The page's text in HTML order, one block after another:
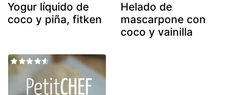
Yogur líquido de
coco y piña, fitken
Helado de
mascarpone con
coco y vainilla